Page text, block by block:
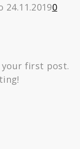
24.11.20190
your first post.